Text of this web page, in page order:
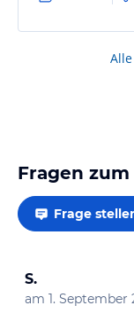
Fragen
Frage
S.
am 1. September